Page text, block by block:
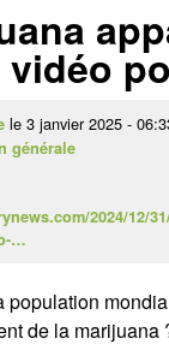
le 3 janvier 2025 -
générale
2024/12/
…
population
de la marijuana